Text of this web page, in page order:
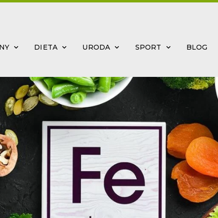
DIETA URODA SPORT BLOG